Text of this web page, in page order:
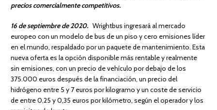
precios comercialmente competitivos.
16 de septiembre de 2020. Wrightbus ingresará al mercado
europeo con un modelo de bus de un piso y cero emisiones líder
en el mundo, respaldado por un paquete de mantenimiento. Esta
nueva oferta es la opción disponible más rentable y realmente
sin emisiones, con un precio de vehículo por debajo de los
375.000 euros después de la financiación, un precio del
hidrógeno entre 5 y 7 euros por kilogramo y un coste de servicio
de entre 0,25 y 0,35 euros por kilómetro, según el operador y los